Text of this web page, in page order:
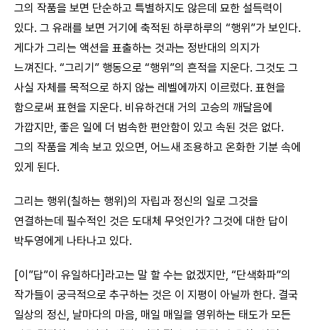
그의 작품을 보면 단순하고 특별하지도 않은데 묘한 설득력이
있다. 그 유래를 보면 거기에 축적된 하루하루의 “행위”가 보인다.
게다가 그리는 액션을 표출하는 것과는 정반대의 의지가
느껴진다. “그리기” 행동으로 “행위”의 흔적을 지운다. 그것도 그
사실 자체를 목적으로 하지 않는 레벨에까지 이르렀다. 표현을
함으로써 표현을 지운다. 비유하건대 거의 고승의 깨달음에
가깝지만, 좋은 일에 더 범속한 편안함이 있고 속된 것은 없다.
그의 작품을 계속 보고 있으면, 어느새 조용하고 온화한 기분 속에
있게 된다.
그리는 행위(칠하는 행위)의 자립과 정신의 일로 그것을
연결하는데 필수적인 것은 도대체 무엇인가? 그것에 대한 답이
박두영에게 나타나고 있다.
[이”답”이 유일하다]라고는 말 할 수는 없겠지만, “단색화파”의
작가들이 궁극적으로 추구하는 것은 이 지평이 아닐까 한다. 결국
일상의 정신, 날마다의 마음, 매일 매일을 영위하는 태도가 모든